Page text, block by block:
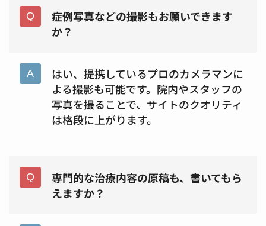
症例写真などの撮影もお願いできます
か？
はい、提携しているプロのカメラマンに
よる撮影も可能です。院内やスタッフの
写真を撮ることで、サイトのクオリティ
は格段に上がります。
専門的な治療内容の原稿も、書いてもら
えますか？